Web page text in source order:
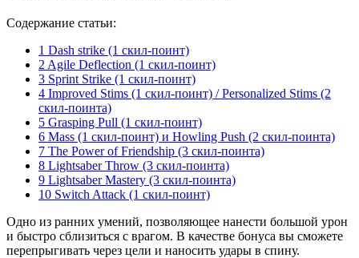
Содержание статьи:
1 Dash strike (1 скил-поинт)
2 Agile Deflection (1 скил-поинт)
3 Sprint Strike (1 скил-поинт)
4 Improved Stims (1 скил-поинт) / Personalized Stims (2
скил-поинта)
5 Grasping Pull (1 скил-поинт)
6 Mass (1 скил-поинт) и Howling Push (2 скил-поинта)
7 The Power of Friendship (3 скил-поинта)
8 Lightsaber Throw (3 скил-поинта)
9 Lightsaber Mastery (3 скил-поинта)
10 Switch Attack (1 скил-поинт)
Одно из ранних умений, позволяющее нанести большой урон
и быстро сблизиться с врагом. В качестве бонуса вы сможете
перепрыгивать через цели и наносить удары в спину.